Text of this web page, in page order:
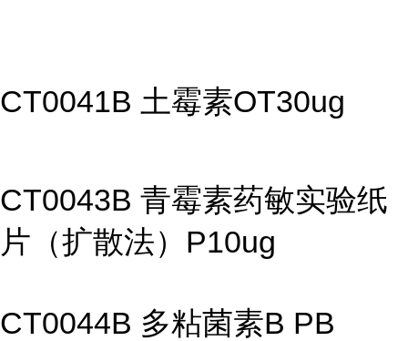
CT0041B 土霉素OT30ug
CT0043B 青霉素药敏实验纸
片（扩散法）P10ug
CT0044B 多粘菌素B PB